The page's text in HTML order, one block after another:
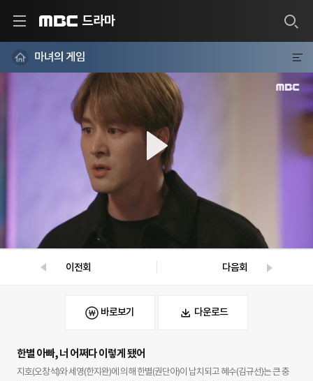
드라마
마녀의 게임
이전회 다음회
바로보기 다운로드
한별 아빠, 너 어쩌다 이렇게 됐어
지호(오창석)와 세영(한지완)에 의해 한별(권단아)이 납치되고 혜수(김규선)는 큰 충